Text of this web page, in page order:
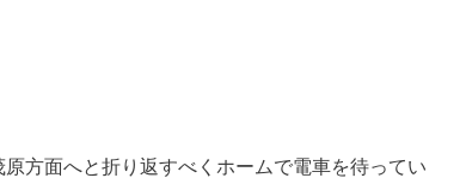
方面へと折り返すべくホームで電車を待ってい